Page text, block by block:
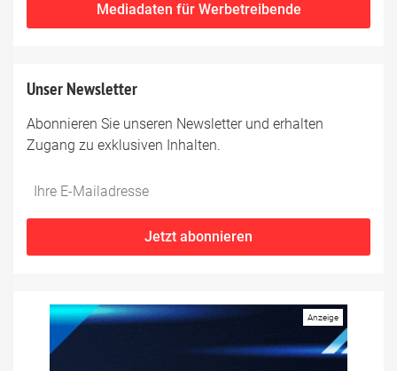
Mediadaten für Werbetreibende
Unser Newsletter
Abonnieren Sie unseren Newsletter und erhalten
Zugang zu exklusiven Inhalten.
Do
*Ihre
Jetzt abonnieren